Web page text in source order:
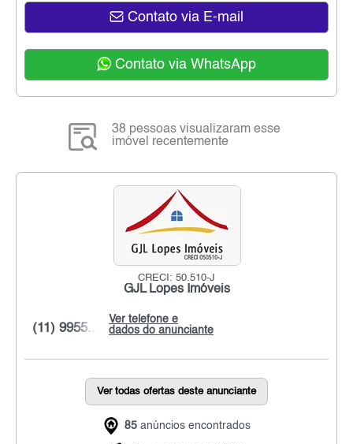
Contato via E-mail
Contato via WhatsApp
38 pessoas visualizaram esse
imóvel recentemente
CRECI: 50.510-J
GJL Lopes Imóveis
Ver telefone e
dados do anunciante
(11) 9955...
Ver todas ofertas deste anunciante
85 anúncios encontrados